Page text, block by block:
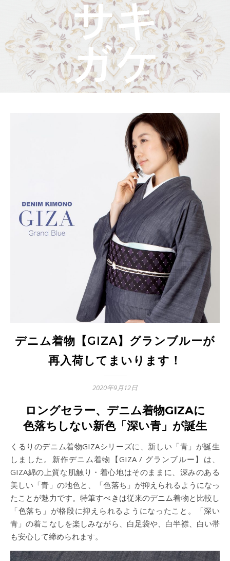
デニム着物【GIZA】グランブルーが
再入荷してまいります！
2020年9月12日
ロングセラー、デニム着物GIZAに
色落ちしない新色「深い青」が誕生
くるりのデニム着物GIZAシリーズに、新しい「青」が誕生
しました。新作デニム着物【GIZA / グランブルー】は、
GIZA綿の上質な肌触り・着心地はそのままに、深みのある
美しい「青」の地色と、「色落ち」が抑えられるようになっ
たことが魅力です。特筆すべきは従来のデニム着物と比較し
「色落ち」が格段に抑えられるようになったこと。「深い
青」の着こなしを楽しみながら、白足袋や、白半襟、白い帯
も安心して締められます。